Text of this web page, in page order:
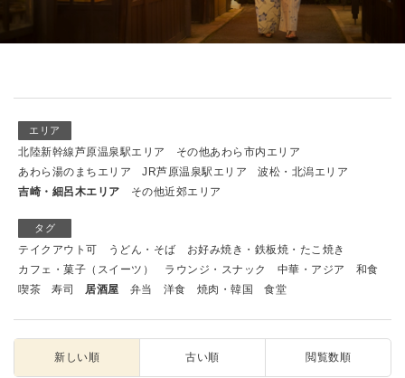
エリア
北陸新幹線芦原温泉駅エリア
その他あわら市内エリア
あわら湯のまちエリア
JR芦原温泉駅エリア
波松・北潟エリア
吉崎・細呂木エリア
その他近郊エリア
タグ
テイクアウト可 うどん・そば
お好み焼き・鉄板焼・たこ焼き
カフェ・菓子（スイーツ）
ラウンジ・スナック 中華・アジア
和食
喫茶
寿司 居酒屋 弁当 洋食 焼肉・韓国 食堂
新しい順 古い順 閲覧数順